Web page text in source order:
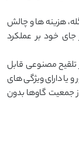
هزینه ها و چالش
خود بر عملکرد
تلقیح مصنوعی قابل
یا دارای ویژگی های
جمعیت گاوها بدون